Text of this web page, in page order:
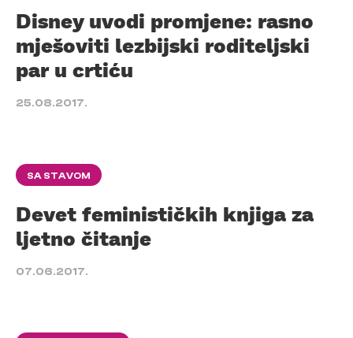
Disney uvodi promjene: rasno
mješoviti lezbijski roditeljski
par u crtiću
25.08.2017.
SA STAVOM
Devet feminističkih knjiga za
ljetno čitanje
07.06.2017.